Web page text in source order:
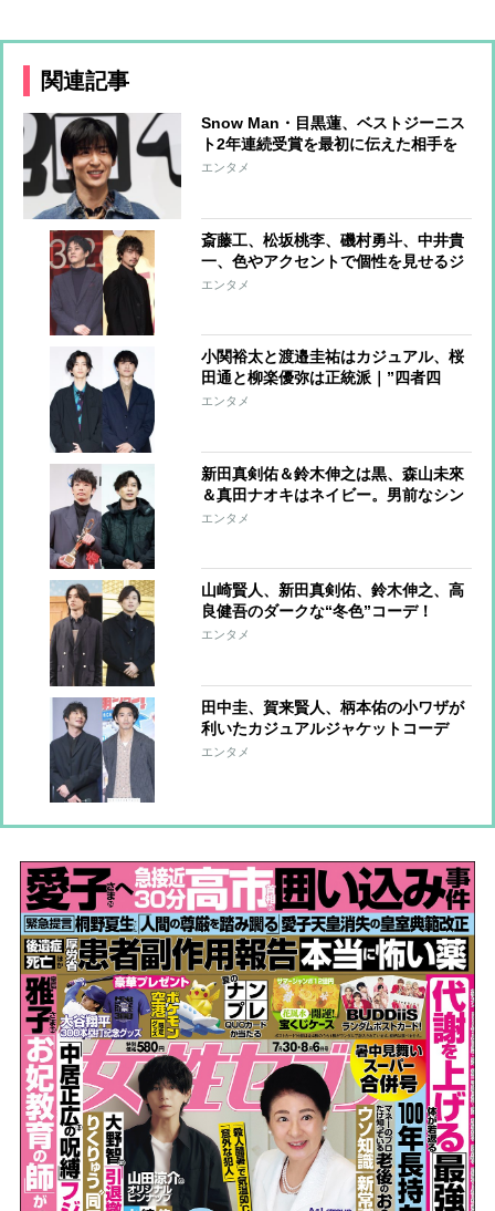
関連記事
Snow Man・目黒蓮、ベストジーニス
ト2年連続受賞を最初に伝えた相手を
告白「喜んでくれていました」
エンタメ
斎藤工、松坂桃李、磯村勇斗、中井貴
一、色やアクセントで個性を見せるジ
ャケットコーデ
エンタメ
小関裕太と渡邉圭祐はカジュアル、桜
田通と柳楽優弥は正統派｜”四者四
様”のジャケットスタイル
エンタメ
新田真剣佑＆鈴木伸之は黒、森山未來
＆真田ナオキはネイビー。男前なシン
プルカラーコーデ
エンタメ
山崎賢人、新田真剣佑、鈴木伸之、高
良健吾のダークな“冬色”コーデ！
エンタメ
田中圭、賀来賢人、柄本佑の小ワザが
利いたカジュアルジャケットコーデ
【ファッションチェック】
エンタメ